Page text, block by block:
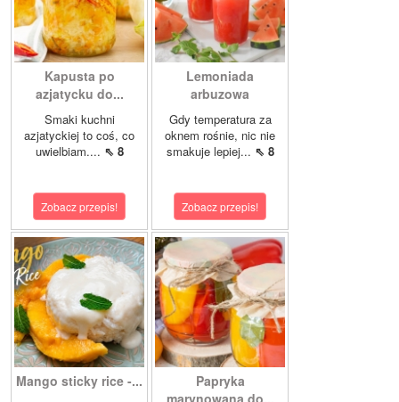
Kapusta po
azjatycku do...
Smaki kuchni
azjatyckiej to coś, co
uwielbiam.... ⇖ 8
Zobacz przepis!
Lemoniada
arbuzowa
Gdy temperatura za
oknem rośnie, nic nie
smakuje lepiej... ⇖ 8
Zobacz przepis!
Mango sticky rice -...
Papryka